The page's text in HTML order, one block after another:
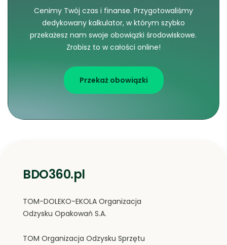
Cenimy Twój czas i finanse. Przygotowaliśmy
dedykowany kalkulator, w którym szybko
przekażesz nam swoje obowiązki środowiskowe.
Zrobisz to w całości online!
Przekaż obowiązki
BDO360.pl
TOM-DOLEKO-EKOLA Organizacja
Odzysku Opakowań S.A.
TOM Organizacja Odzysku Sprzętu